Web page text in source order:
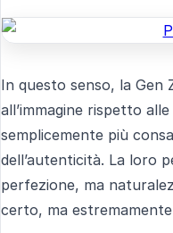
In questo senso, la Gen
all’immagine rispetto
semplicemente più
dell’autenticità. La loro
perfezione, ma
certo, ma